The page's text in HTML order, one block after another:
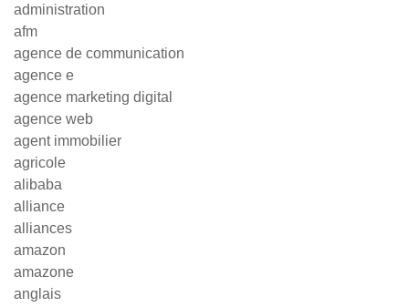
administration
afm
agence de communication
agence e
agence marketing digital
agence web
agent immobilier
agricole
alibaba
alliance
alliances
amazon
amazone
anglais